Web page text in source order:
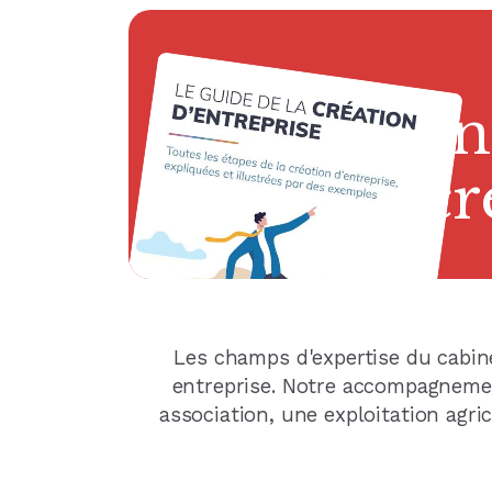
Les champs d'expertise du
entreprise. Notre
association, une exploitation